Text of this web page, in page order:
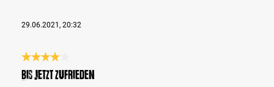
29.06.2021, 20:32
Bewertung mit 4 von 5 Sternen
Bis jetzt zufrieden